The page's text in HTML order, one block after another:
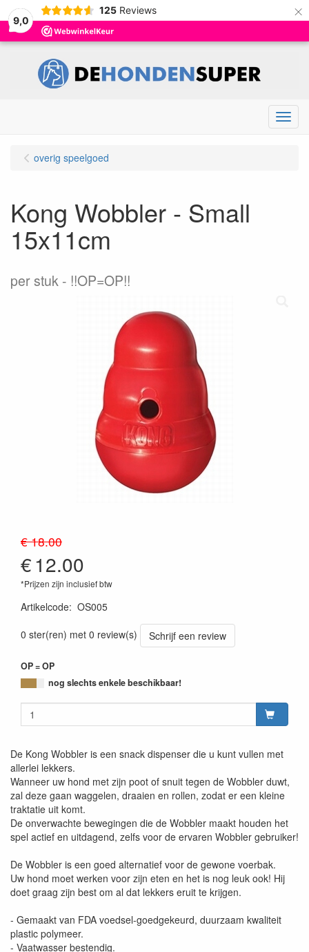
9,0
125 Reviews ×
Menu
overig speelgoed
Kong Wobbler - Small
15x11cm
per stuk !!OP=OP!!
€ 18.00
€12.00
*Prijzen zijn inclusief btw
Artikelcode: OS005
0 ster(ren) met 0 review(s)
Schrijf een review
OP = OP
nog slechts enkele beschikbaar!
De Kong Wobbler is een snack dispenser die u kunt vullen met
allerlei lekkers.
Wanneer uw hond met zijn poot of snuit tegen de Wobbler duwt,
zal deze gaan waggelen, draaien en rollen, zodat er een kleine
traktatie uit komt.
De onverwachte bewegingen die de Wobbler maakt houden het
spel actief en uitdagend, zelfs voor de ervaren Wobbler gebruiker!
De Wobbler is een goed alternatief voor de gewone voerbak.
Uw hond moet werken voor zijn eten en het is nog leuk ook! Hij
doet graag zijn best om al dat lekkers eruit te krijgen.
- Gemaakt van FDA voedsel-goedgekeurd, duurzaam kwaliteit
plastic polymeer.
- Vaatwasser bestendig.